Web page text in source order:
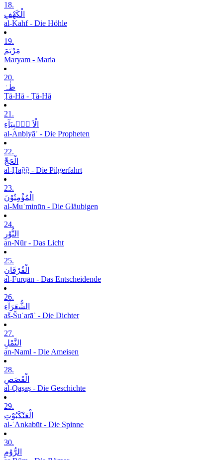
18.
الْکَھْفِ
al-Kahf - Die Höhle
19.
مَرْیَمَ
Maryam - Maria
20.
طٰہٰ
Ṭā-Hā - Ṭā-Hā
21.
الْاَ نۡۢبِیَآءِ
al-Anbiyāʾ - Die Propheten
22.
الْحَجِّ
al-Ḥaǧǧ - Die Pilgerfahrt
23.
الْمُؤْمِنُوْنَ
al-Muʾminūn - Die Gläubigen
24.
النُّوْرِ
an-Nūr - Das Licht
25.
الْفُرْقَانِ
al-Furqān - Das Entscheidende
26.
الشُّعَرَآءِ
aš-Šuʿarāʾ - Die Dichter
27.
النَّمْلِ
an-Naml - Die Ameisen
28.
الْقَصَصِ
al-Qaṣaṣ - Die Geschichte
29.
الْعَنْکَبُوْتِ
al-ʿAnkabūt - Die Spinne
30.
الرُّوْمِ